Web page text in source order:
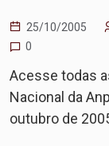
25/10/2005
0
Acesse todas
Nacional da
outubro de